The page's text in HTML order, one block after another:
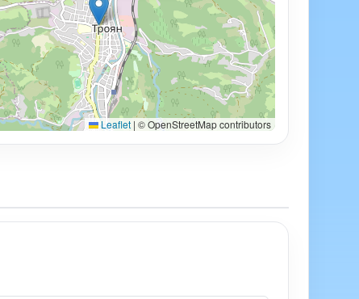
Leaflet | © OpenStreetMap contributors